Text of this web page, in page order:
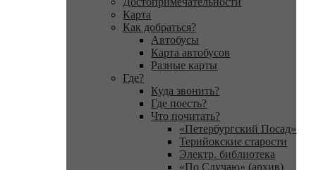
Карта
Как добраться?
Автобусы
Карта автобусов
Разные карты
Где?
Куда звонить?
Где поесть?
Что почитать?
«Петербургский Посад»
Терийокские старости
Электр. библиотека
«По Случаю» (архив)